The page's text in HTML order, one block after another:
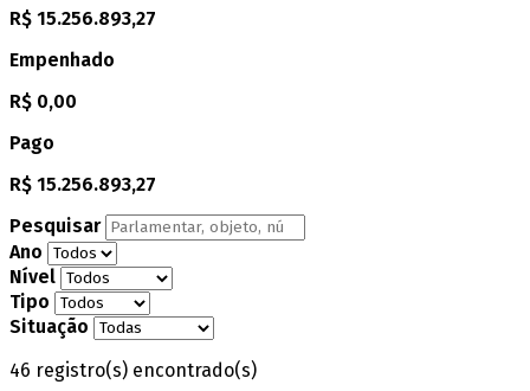
R$ 15.256.893,27
Empenhado
R$ 0,00
Pago
R$ 15.256.893,27
Pesquisar
Ano
Nível
Tipo
Situação
46 registro(s) encontrado(s)